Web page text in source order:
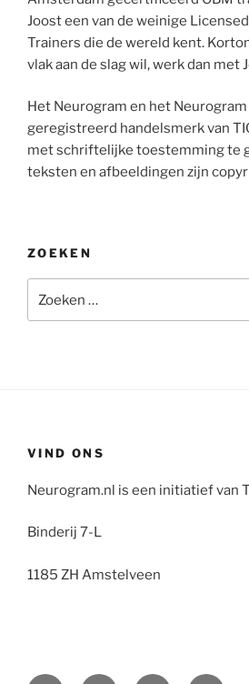
Joost een van de weinige
Trainers die de wereld kent.
vlak aan de slag wil, werk dan met
Het Neurogram en het
geregistreerd handelsmerk van
met schriftelijke toestemming te
teksten en afbeeldingen zijn
ZOEKEN
naar:
VIND ONS
Neurogram.nl is een initiatief van
Binderij 7-L
1185 ZH Amstelveen